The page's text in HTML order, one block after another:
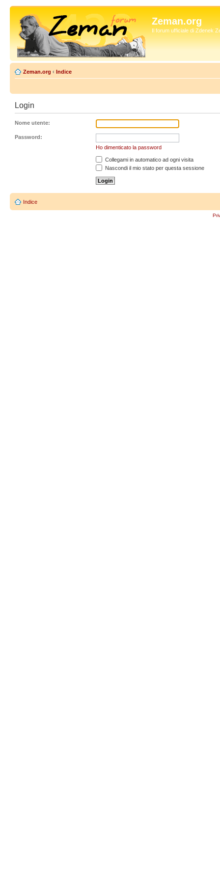
Zeman.org
Il forum ufficiale di Zdenek
Zeman.org ‹ Indice
Login
Nome utente:
Password:
Ho dimenticato la password
Collegami in automatico ad ogni visita
Nascondi il mio stato per questa sessione
Indice